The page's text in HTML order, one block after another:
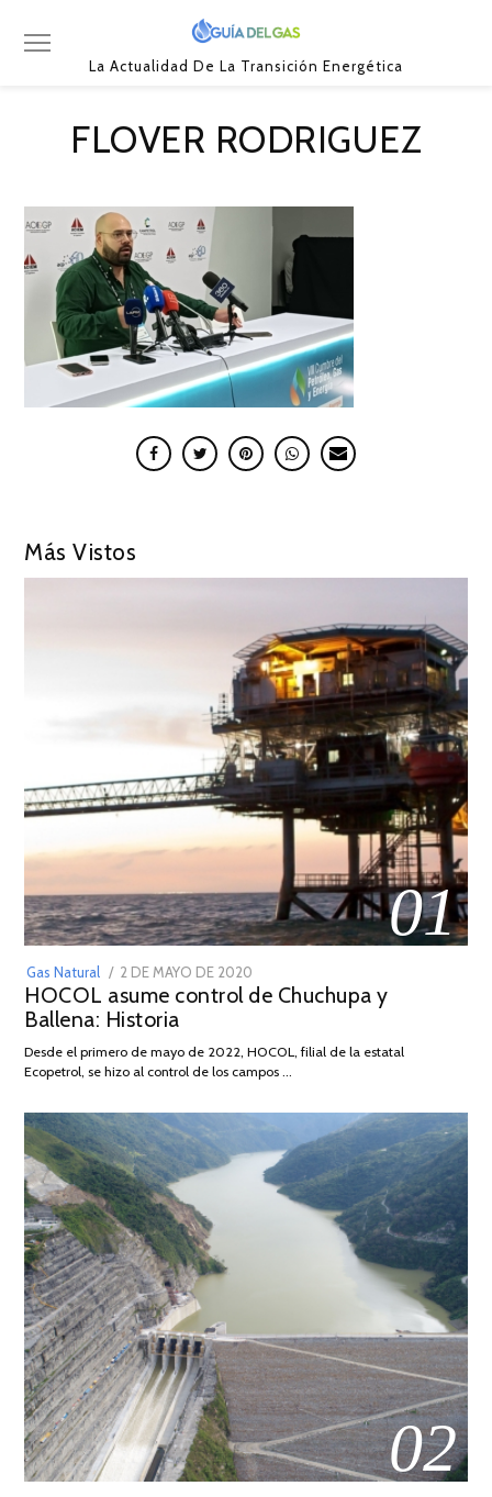
La Actualidad De La Transición Energética
FLOVER RODRIGUEZ
Más Vistos
01
Gas Natural
POSTED
ON
2 DE MAYO DE 2020
DE
2026
HOCOL asume control de Chuchupa y
Ballena: Historia
Desde el primero de mayo de 2022, HOCOL, filial de la estatal
Ecopetrol, se hizo al control de los campos …
02